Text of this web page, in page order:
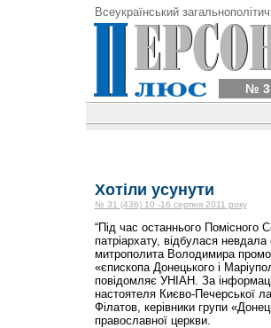
Всеукраїнський
№
Хотіли усунути
№ 31 (436) 10 -16 серпня 2011 року
“Під час останнього Помісного
патріархату, відбулася
митрополита Володимира
«єпископа Донецького і
повідомляє УНІАН. За
настоятеля Києво-Печерської
Філатов, керівники групи
православної церкви.